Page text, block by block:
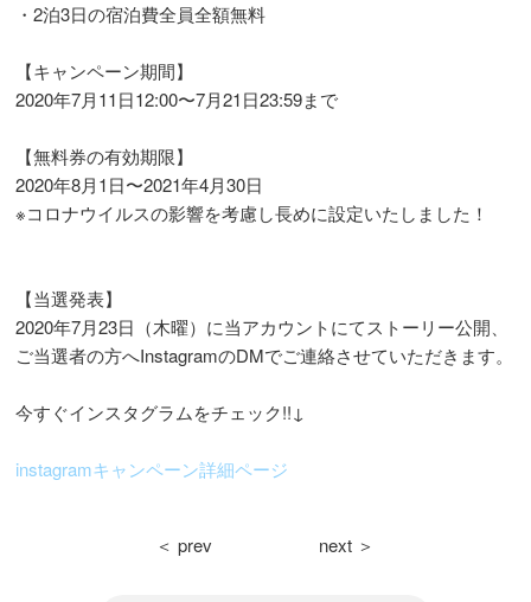
・2泊3日の宿泊費全員全額無料
【キャンペーン期間】
2020年7月11日12:00〜7月21日23:59まで
【無料券の有効期限】
2020年8月1日〜2021年4月30日
※コロナウイルスの影響を考慮し長めに設定いたしました！
【当選発表】
2020年7月23日（木曜）に当アカウントにてストーリー公開、
ご当選者の方へInstagramのDMでご連絡させていただきます。
今すぐインスタグラムをチェック!!↓
instagramキャンペーン詳細ページ
＜ prev next ＞